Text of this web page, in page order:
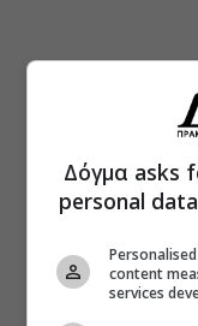
Δόγμα asks
personal
content
services